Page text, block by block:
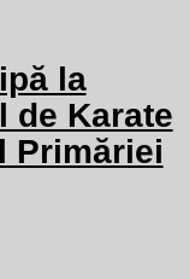
la
de Karate
Primăriei